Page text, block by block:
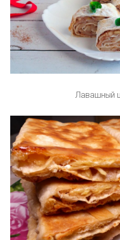
Лавашный